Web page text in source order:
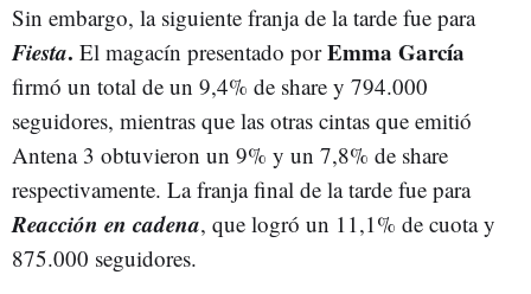
Sin embargo, la siguiente franja de la tarde fue para
Fiesta. El magacín presentado porEmma García
firmó un total de un 9,4% de share y 794.000
seguidores, mientras que las otras cintas que emitió
Antena 3 obtuvieron un 9% y un 7,8% de share
respectivamente. La franja final de la tarde fue para
Reacción en cadena, que logró un 11,1% de cuota y
875.000 seguidores.